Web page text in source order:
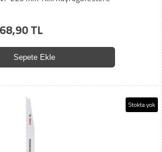
68,90 TL
Sepete Ekle
Stokta yok